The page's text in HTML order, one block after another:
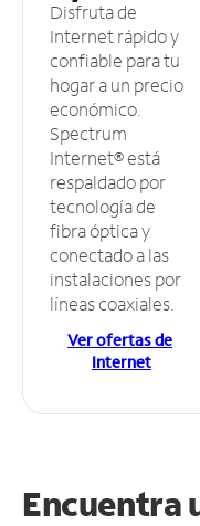
Disfruta de
Internet rápido y
confiable para tu
hogar a un precio
económico.
Spectrum
Internet® está
respaldado por
tecnología de
fibra óptica y
conectado a las
instalaciones por
líneas coaxiales.
Ver ofertas de
Internet
Encuentra